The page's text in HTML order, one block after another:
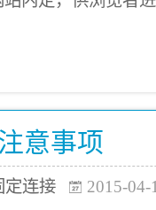
意事项
定连接
2015-04-